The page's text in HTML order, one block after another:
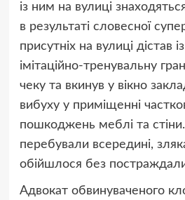
із ним на вулиці
в результаті словесної
присутніх на вулиці дістав
імітаційно-тренувальну
чеку та вкинув у вікно
вибуху у приміщенні
пошкоджень меблі та
перебували всередині,
обійшлося без
Адвокат обвинуваченого